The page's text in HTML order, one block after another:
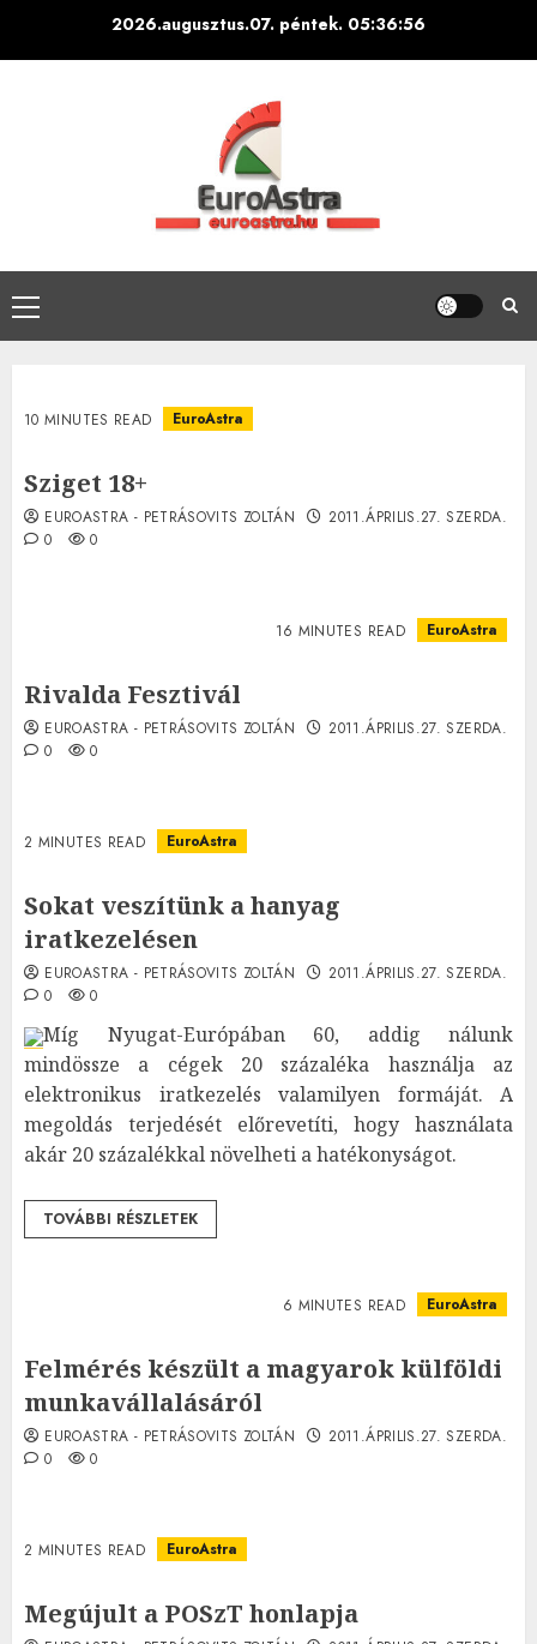
2026.augusztus.07. péntek. 05:36:57
Primary
Menu
10 MINUTES READ EuroAstra
Sziget 18+
EUROASTRA - PETRÁSOVITS ZOLTÁN
2011.ÁPRILIS.27. SZERDA.
0
0
16 MINUTES READ EuroAstra
Rivalda Fesztivál
EUROASTRA - PETRÁSOVITS ZOLTÁN
2011.ÁPRILIS.27. SZERDA.
0
0
2 MINUTES READ EuroAstra
Sokat veszítünk a hanyag
iratkezelésen
EUROASTRA - PETRÁSOVITS ZOLTÁN
2011.ÁPRILIS.27. SZERDA.
0
0
Míg Nyugat-Európában 60, addig nálunk
mindössze a cégek 20 százaléka használja az
elektronikus iratkezelés valamilyen formáját. A
megoldás terjedését előrevetíti, hogy használata
akár 20 százalékkal növelheti a hatékonyságot.
TOVÁBBI RÉSZLETEK
6 MINUTES READ EuroAstra
Felmérés készült a magyarok külföldi
munkavállalásáról
EUROASTRA - PETRÁSOVITS ZOLTÁN
2011.ÁPRILIS.27. SZERDA.
0
0
2 MINUTES READ EuroAstra
Megújult a POSzT honlapja